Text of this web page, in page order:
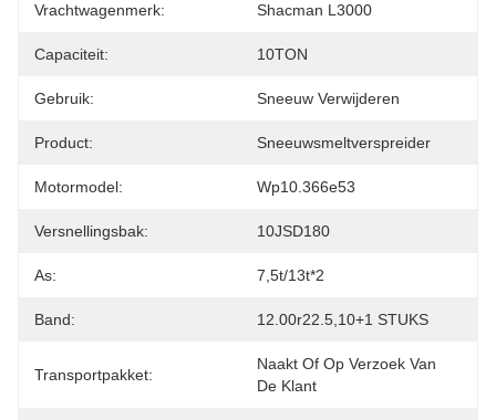
Vrachtwagenmerk: Shacman L3000
Capaciteit: 10TON
Gebruik: Sneeuw Verwijderen
Product: Sneeuwsmeltverspreider
Motormodel: Wp10.366e53
Versnellingsbak: 10JSD180
As: 7,5t/13t*2
Band: 12.00r22.5,10+1 STUKS
Transportpakket:
Naakt Of Op Verzoek Van
De Klant